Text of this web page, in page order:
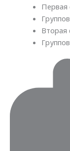
Первая
Вторая